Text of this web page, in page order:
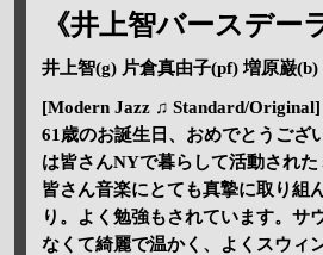
《井上智バースデー
井上智(g) 片倉真由子(pf) 増原巌(b)
[Modern Jazz ♫ Standard/Original]
61歳のお誕生日、おめでとうござ
は皆さんNYで暮らして活動された
皆さん音楽にとても真摯に取り組
り。よく勉強もされています。サ
なくて綺麗で温かく、よくスウィ